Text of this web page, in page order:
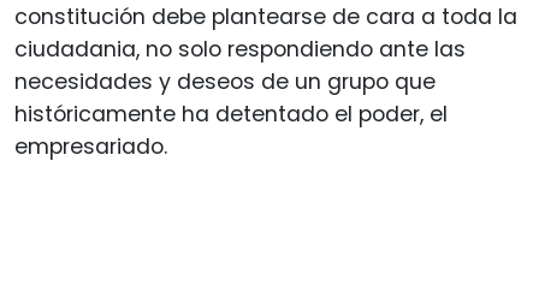
constitución debe plantearse de cara a toda la
ciudadania, no solo respondiendo ante las
necesidades y deseos de un grupo que
históricamente ha detentado el poder, el
empresariado.